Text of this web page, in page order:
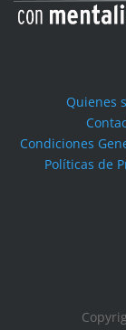
Quienes
Condiciones
Políticas de